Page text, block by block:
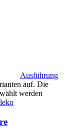
Ausführung
auf. Die
werden